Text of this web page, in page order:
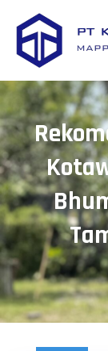
content